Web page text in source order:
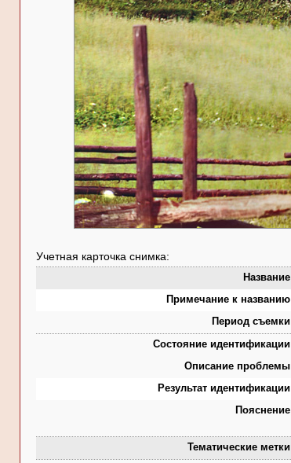
Учетная карточка снимка:
Название
Примечание к названию
Период съемки
Состояние идентификации
Описание проблемы
Результат идентификации
Пояснение
Тематические метки